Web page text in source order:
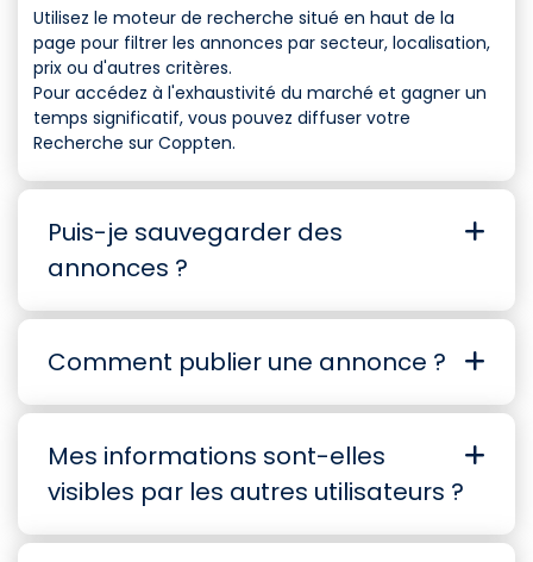
Utilisez le moteur de recherche situé en haut de la
page pour filtrer les annonces par secteur, localisation,
prix ou d'autres critères.
Pour accédez à l'exhaustivité du marché et gagner un
temps significatif, vous pouvez diffuser votre
Recherche sur Coppten.
Puis-je sauvegarder des
annonces ?
Comment publier une annonce ?
Mes informations sont-elles
visibles par les autres utilisateurs ?